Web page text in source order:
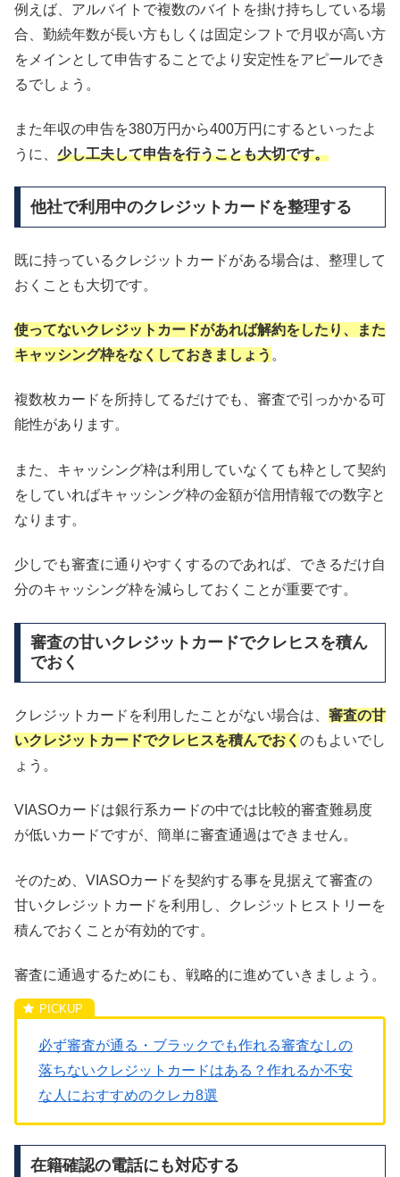
例えば、アルバイトで複数のバイトを掛け持ちしている場
合、勤続年数が長い方もしくは固定シフトで月収が高い方
をメインとして申告することでより安定性をアピールでき
るでしょう。
また年収の申告を380万円から400万円にするといったよ
うに、 少し工夫して申告を行うことも大切です。
他社で利用中のクレジットカードを整理する
既に持っているクレジットカードがある場合は、整理して
おくことも大切です。
使ってないクレジットカードがあれば解約をしたり、また
キャッシング枠をなくしておきましょう 。
複数枚カードを所持してるだけでも、審査で引っかかる可
能性があります。
また、キャッシング枠は利用していなくても枠として契約
をしていればキャッシング枠の金額が信用情報での数字と
なります。
少しでも審査に通りやすくするのであれば、できるだけ自
分のキャッシング枠を減らしておくことが重要です。
審査の甘いクレジットカードでクレヒスを積ん
でおく
クレジットカードを利用したことがない場合は、 審査の甘
いクレジットカードでクレヒスを積んでおく のもよいでし
ょう。
VIASOカードは銀行系カードの中では比較的審査難易度
が低いカードですが、簡単に審査通過はできません。
そのため、VIASOカードを契約する事を見据えて審査の
甘いクレジットカードを利用し、クレジットヒストリーを
積んでおくことが有効的です。
審査に通過するためにも、戦略的に進めていきましょう。
必ず審査が通る・ブラックでも作れる審査なしの
落ちないクレジットカードはある？作れるか不安
な人におすすめのクレカ8選
在籍確認の電話にも対応する